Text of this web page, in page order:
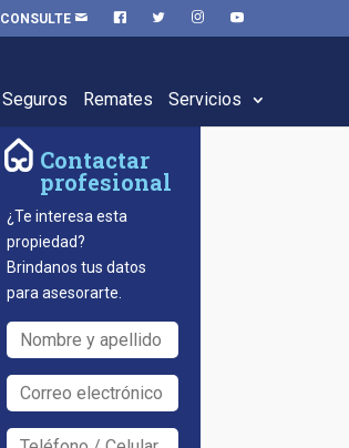
CONSULTE
Seguros Remates Servicios
Contactar
profesional
¿Te interesa esta
propiedad?
Brindanos tus datos
para asesorarte.